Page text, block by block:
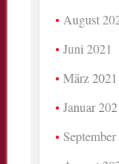
August
Juni 2021
März 2021
Januar